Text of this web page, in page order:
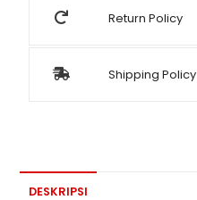
Return Policy
Shipping Policy
DESKRIPSI